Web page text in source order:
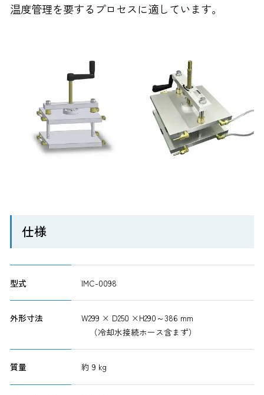
温度管理を要するプロセスに適しています。
仕様
型式 IMC-0098
外形寸法
W299 × D250 ×H290～386 mm
（冷却水接続ホース含まず）
質量 約 9 kg